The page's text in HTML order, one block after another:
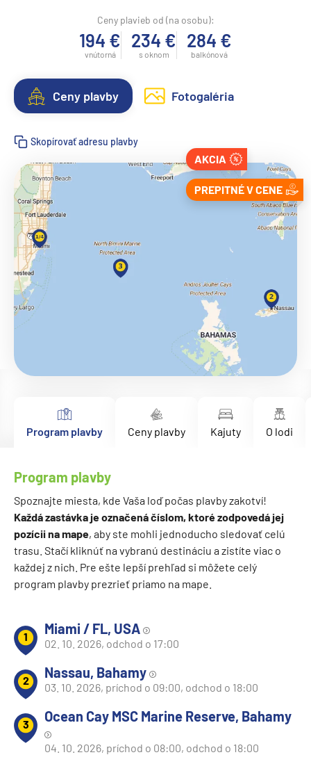
Ceny plavieb od (na osobu):
194 €
vnútorná
234 €
s oknom
284 €
balkónová
Ceny plavby Fotogaléria
Skopírovať adresu plavby
AKCIA
PREPITNÉ V CENE
Program plavby Ceny plavby Kajuty O lodi
Program plavby
Spoznajte miesta, kde Vaša loď počas plavby zakotví!
Každá zastávka je označená číslom, ktoré zodpovedá jej
pozícii na mape, aby ste mohli jednoducho sledovať celú
trasu. Stačí kliknúť na vybranú destináciu a zistíte viac o
každej z nich. Pre ešte lepší prehľad si môžete celý
program plavby prezrieť priamo na mape.
1 Miami / FL, USA
02. 10. 2026, odchod o 17:00
2 Nassau, Bahamy
03. 10. 2026, príchod o 09:00, odchod o 18:00
3 Ocean Cay MSC Marine Reserve, Bahamy
04. 10. 2026, príchod o 08:00, odchod o 18:00